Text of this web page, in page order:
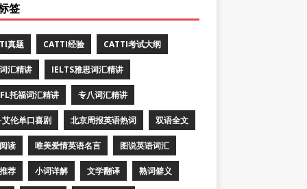
签
真题 CATTI经验 CATTI考试大纲
汇精讲 IELTS雅思词汇精讲
托福词汇精讲 专八词汇精讲
艾伦单口喜剧 北京周报英语热词 双语全文
读 唯美爱情英语名言 图说英语词汇
荐 小词详解 文学翻译 熟词僻义